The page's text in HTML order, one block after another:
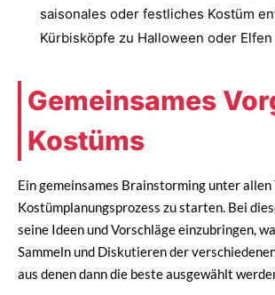
saisonales oder festliches Kostüm
Kürbisköpfe zu Halloween oder
Gemeinsames
Kostüms
Ein gemeinsames Brainstorming unter
Kostümplanungsprozess zu starten. Bei
seine Ideen und Vorschläge einzubringen,
Sammeln und Diskutieren der
aus denen dann die beste ausgewählt